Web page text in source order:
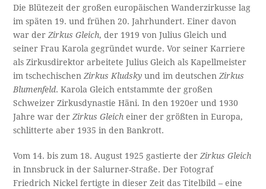
Die Blütezeit der großen europäischen Wanderzirkusse lag
im späten 19. und frühen 20. Jahrhundert. Einer davon
war derZirkus Gleich, der 1919 von Julius Gleich und
seiner Frau Karola gegründet wurde. Vor seiner Karriere
als Zirkusdirektor arbeitete Julius Gleich als Kapellmeister
im tschechischenZirkus Kludsky und im deutschenZirkus
Blumenfeld. Karola Gleich entstammte der großen
Schweizer Zirkusdynastie Häni. In den 1920er und 1930
Jahre war derZirkus Gleich einer der größten in Europa,
schlitterte aber 1935 in den Bankrott.
Vom 14. bis zum 18. August 1925 gastierte derZirkus Gleich
in Innsbruck in der Salurner-Straße. Der Fotograf
Friedrich Nickel fertigte in dieser Zeit das Titelbild – eine